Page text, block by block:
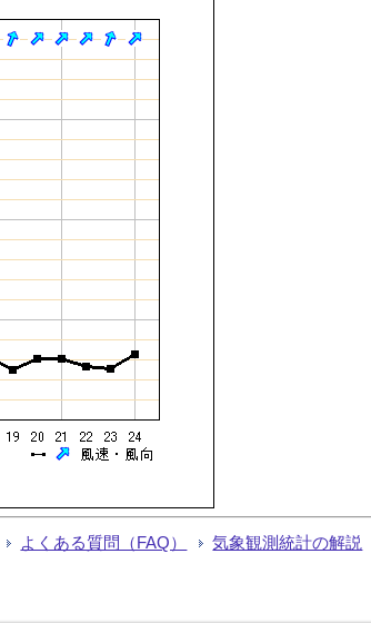
よくある質問（FAQ） 気象観測統計の解説